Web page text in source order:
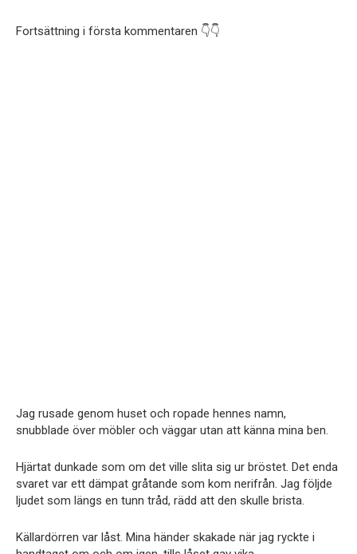
Fortsättning i första kommentaren 👇👇
Jag rusade genom huset och ropade hennes namn,
snubblade över möbler och väggar utan att känna mina ben.
Hjärtat dunkade som om det ville slita sig ur bröstet. Det enda
svaret var ett dämpat gråtande som kom nerifrån. Jag följde
ljudet som längs en tunn tråd, rädd att den skulle brista.
Källardörren var låst. Mina händer skakade när jag ryckte i